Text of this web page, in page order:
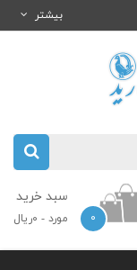
بیشتر
سبد خرید
۰ مورد - ۰ریال